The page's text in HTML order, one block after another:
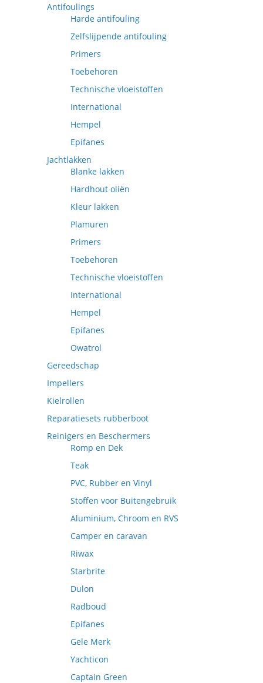
Antifoulings
Harde antifouling
Zelfslijpende antifouling
Primers
Toebehoren
Technische vloeistoffen
International
Hempel
Epifanes
Jachtlakken
Blanke lakken
Hardhout oliën
Kleur lakken
Plamuren
Primers
Toebehoren
Technische vloeistoffen
International
Hempel
Epifanes
Owatrol
Gereedschap
Impellers
Kielrollen
Reparatiesets rubberboot
Reinigers en Beschermers
Romp en Dek
Teak
PVC, Rubber en Vinyl
Stoffen voor Buitengebruik
Aluminium, Chroom en RVS
Camper en caravan
Riwax
Starbrite
Dulon
Radboud
Epifanes
Gele Merk
Yachticon
Captain Green